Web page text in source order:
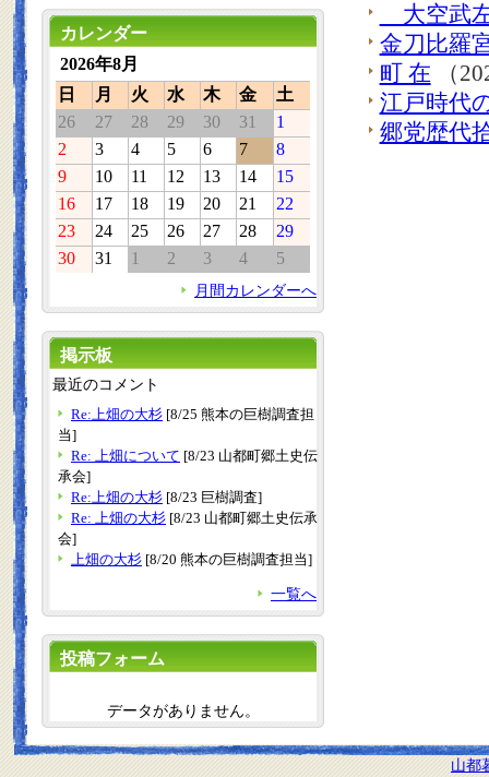
大空武
金刀比羅
町 在 （
江戸時代
郷党歴代
カレンダー
2026年8月
日
月 火 水 木 金
土
26
27 28 29 30 31
1
2
3 4 5 6 7
8
9
10 11 12 13 14
15
16
17 18 19 20 21
22
23
24 25 26 27 28
29
30
31 1 2 3 4 5
月間カレンダーへ
掲示板
最近のコメント
Re:上畑の大杉 [8/25 熊本の巨樹調査担
当]
Re: 上畑について [8/23 山都町郷土史伝
承会]
Re:上畑の大杉 [8/23 巨樹調査]
Re: 上畑の大杉 [8/23 山都町郷土史伝承
会]
上畑の大杉 [8/20 熊本の巨樹調査担当]
一覧へ
投稿フォーム
データがありません。
山都